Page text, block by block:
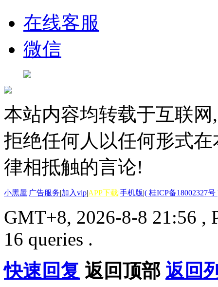
在线客服
微信
本站内容均转载于互联
拒绝任何人以任何形式
律相抵触的言论!
小黑屋|广告服务|加入vip|APP下载|手机版|( 桂ICP备18002327号
GMT+8, 2026-8-8 21:56 ,
16 queries .
快速回复 返回顶部 返回